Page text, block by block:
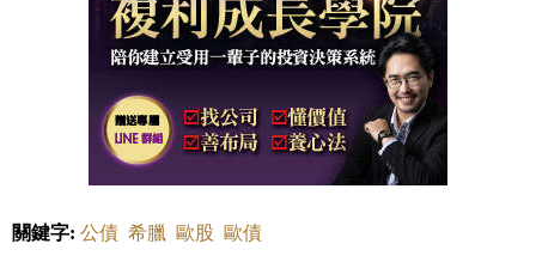
關鍵字: 公債 希臘 歐股 歐債